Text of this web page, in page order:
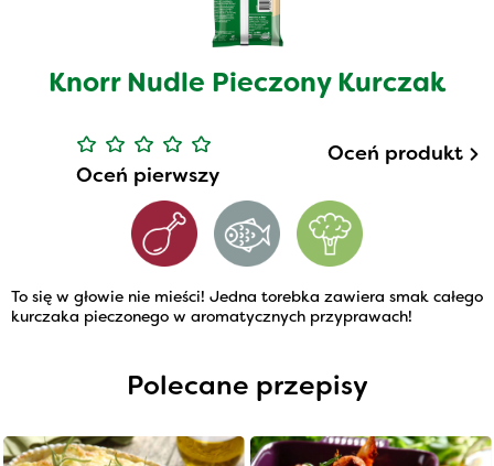
Knorr Nudle Pieczony Kurczak
Oceń pierwszy
Oceń produkt
To się w głowie nie mieści! Jedna torebka zawiera smak całego
kurczaka pieczonego w aromatycznych przyprawach!
Polecane przepisy